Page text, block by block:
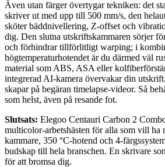
Även utan färger övertygar tekniken: det
skriver ut med upp till 500 mm/s, den
sköter bäddnivellering, Z-offset och
dig. Den slutna utskriftskammaren sörjer
och förhindrar tillförlitligt warping; i
högtemperaturhotendet är du därmed väl
material som ABS, ASA eller
integrerad AI-kamera övervakar din
skapar på begäran timelapse-videor. Så
som helst, även på resande fot.
Slutsats: Elegoo Centauri Carbon 2
multicolor-arbetshästen för alla som vill ha
kammare, 350 °C-hotend och 4-
budskap till hela branschen. En skrivare
för att bromsa dig.